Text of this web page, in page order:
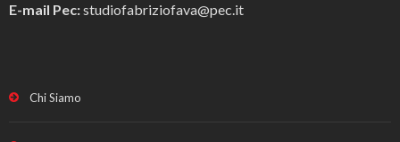
E-mail Pec:studiofabriziofava@pec.it
Chi Siamo